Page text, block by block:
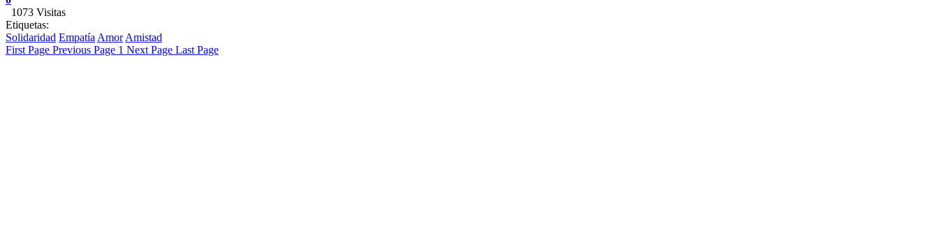
1073 Visitas
Etiquetas:
Solidaridad Empatía Amor Amistad
First Page Previous Page 1 Next Page Last Page